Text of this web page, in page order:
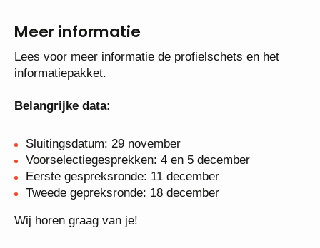
tussen deze partners heeft zich in 2024
doorontwikkeld.
Meer informatie
Lees voor meer informatie de profielschets en het
Belangrijke data:
Sluitingsdatum: 29 november
Eerste gespreksronde: 11 december